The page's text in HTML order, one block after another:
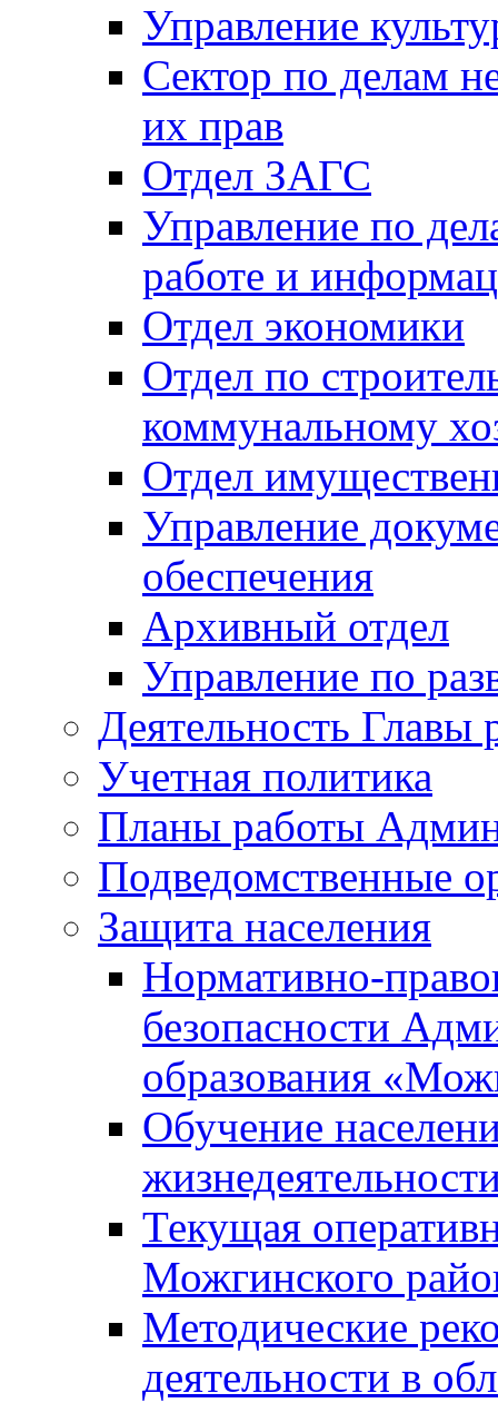
Управление
Сектор по делам
их прав
Отдел ЗАГС
Управление по
работе и
Отдел экономики
Отдел по
коммунальному
Отдел
Управление
обеспечения
Архивный отдел
Управление по
Деятельность Главы
Учетная политика
Планы работы
Подведомственные
Защита населения
Нормативно-
безопасности
образования
Обучение
Текущая
Можгинского
Методические
деятельности в